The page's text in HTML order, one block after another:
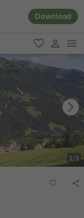
Download
favorit
user link
1/3